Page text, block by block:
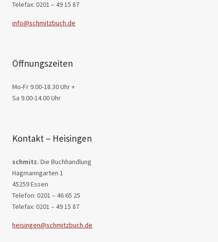
Telefax: 0201 – 49 15 87
info@schmitzbuch.de
Öffnungszeiten
Mo-Fr 9.00-18.30 Uhr +
Sa 9.00-14.00 Uhr
Kontakt – Heisingen
schmitz. Die Buchhandlung
Hagmanngarten 1
45259 Essen
Telefon: 0201 – 46 65 25
Telefax: 0201 – 49 15 87
heisingen@schmitzbuch.de